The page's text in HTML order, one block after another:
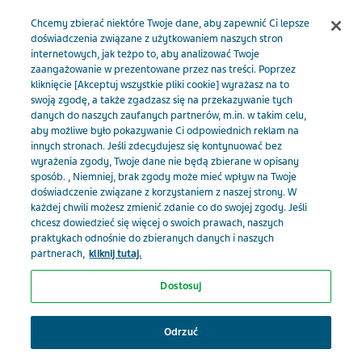
Menu
TevaMed PL Artykuły
Zastosowanie terapii SMART –
przypadki kliniczne pacjentów z astmą: Pacjentka z astmą oskrzelową
przewlekłą, niekontrolowaną (4. stopień według klasyfikacji GINA),
nadużywająca SABA.
Zastosowanie terapii
SMART – przypadki
kliniczne pacjentów z
astmą: Pacjentka z astmą
oskrzelową przewlekłą,
Wybierz swoją specjalizację, żeby
otrzymywać spersonalizowane
Chcemy zbierać niektóre Twoje dane, aby zapewnić Ci lepsze
doświadczenia związane z użytkowaniem naszych stron
internetowych, jak teżpo to, aby analizować Twoje
zaangażowanie w prezentowane przez nas treści. Poprzez
kliknięcie [Akceptuj wszystkie pliki cookie] wyrażasz na to
swoją zgodę, a także zgadzasz się na przekazywanie tych
danych do naszych zaufanych partnerów, m.in. w takim celu,
aby możliwe było pokazywanie Ci odpowiednich reklam na
innych stronach. Jeśli zdecydujesz się kontynuować bez
wyrażenia zgody, Twoje dane nie będą zbierane w opisany
sposób. , Niemniej, brak zgody może mieć wpływ na Twoje
doświadczenie związane z korzystaniem z naszej strony. W
każdej chwili możesz zmienić zdanie co do swojej zgody. Jeśli
chcesz dowiedzieć się więcej o swoich prawach, naszych
praktykach odnośnie do zbieranych danych i naszych
partnerach, kliknij tutaj.
Dostosuj
Odrzuć